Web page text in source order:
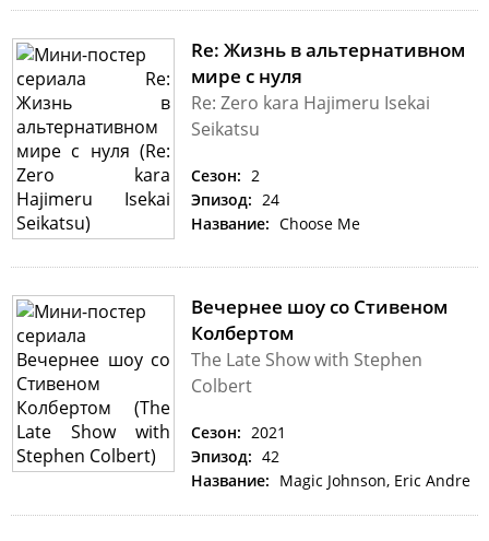
Re: Жизнь в альтернативном
мире с нуля
Re: Zero kara Hajimeru Isekai
Seikatsu
Сезон: 2
Эпизод: 24
Название: Choose Me
Вечернее шоу со Стивеном
Колбертом
The Late Show with Stephen
Colbert
Сезон: 2021
Эпизод: 42
Название: Magic Johnson, Eric Andre